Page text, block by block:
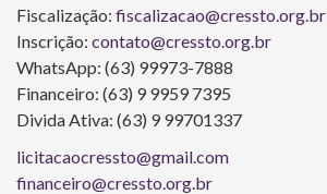
Fiscalização: fiscalizacao@cressto.org.br
Inscrição: contato@cressto.org.br
WhatsApp: (63) 99973-7888
Financeiro: (63) 9 9959 7395
Divida Ativa: (63) 9 99701337
licitacaocressto@gmail.com
financeiro@cressto.org.br